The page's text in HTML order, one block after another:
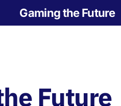
Gaming the Future
Future